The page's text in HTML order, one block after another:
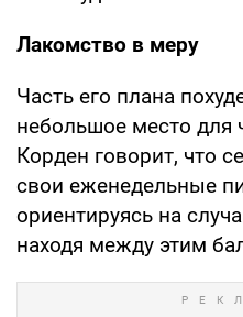
Лакомство в меру
Часть его плана
небольшое место для
Корден говорит, что
свои еженедельные
ориентируясь на
находя между этим